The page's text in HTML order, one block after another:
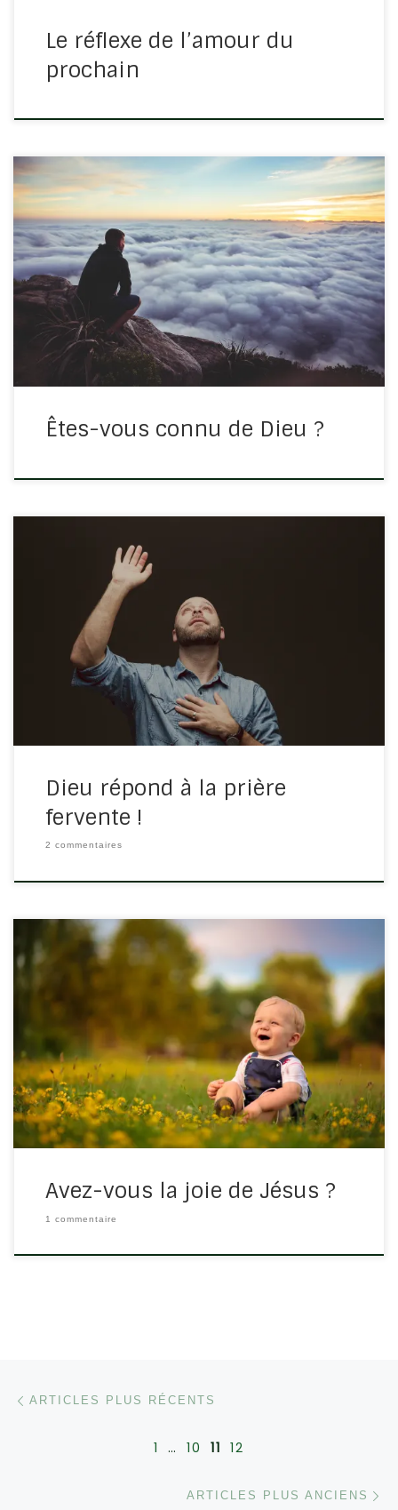
Le réflexe de l’amour du
prochain
Un jour, j’ai eu besoin de matériel de bricolage pour
l’église. Je me suis rendu à la quincaillerie du coin
prendre ce qu’il me fallait. Une fois les matériaux
sélectionnés, j’ai demandé à mettre la facture sur […]
Êtes-vous connu de Dieu ?
Cette semaine, j’ai appris qu’un voisin avait une glande
tumorale au cerveau. Avec un âge avancé, il devait
passait un examen deux jours plus tard. Ce voisin ne
connait pas Dieu. Mais ce voisin, je l’aime de […]
Dieu répond à la prière
fervente !
2 commentaires
Je vous ai dit ces choses, afin que ma joie soit en vous,
et que votre joie soit parfaite. Jean 15/11 Avec les
difficultés de la vie, il est plus facile d’avoir la tristesse
que la joie […]
Avez-vous la joie de Jésus ?
1 commentaire
Navigation dans les articles
ARTICLES PLUS RÉCENTS
1 … 10 11 12
ARTICLES PLUS ANCIENS